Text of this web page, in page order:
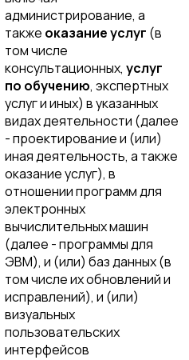
администрирование, а
также оказание услуг (в
том числе
консультационных, услуг
по обучению, экспертных
услуг и иных) в указанных
видах деятельности (далее
- проектирование и (или)
иная деятельность, а также
оказание услуг), в
отношении программ для
электронных
вычислительных машин
(далее - программы для
ЭВМ), и (или) баз данных (в
том числе их обновлений и
исправлений), и (или)
визуальных
пользовательских
интерфейсов